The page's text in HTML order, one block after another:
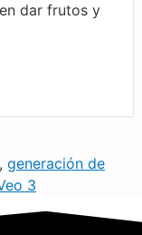
dar frutos y
, generación de
3